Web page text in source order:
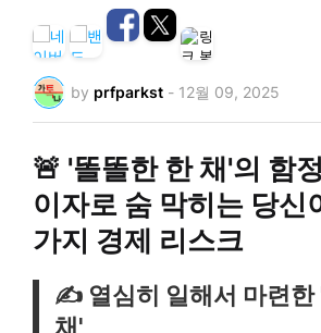
by prfparkst - 12월 09, 2025
🚨 '똘똘한 한 채'의 함
이자로 숨 막히는 당신
가지 경제 리스크
✍️ 열심히 일해서 마련
채'